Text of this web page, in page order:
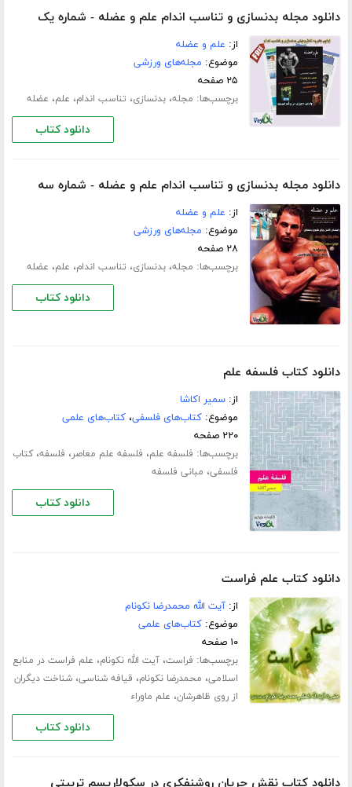
دانلود مجله بدنسازی و تناسب اندام علم و عضله - شماره یک
از: علم و عضله
موضوع: مجله‌های ورزشی
۲۵ صفحه
برچسب‌ها: مجله،بدنسازی، تناسب اندام، علم، عضله
دانلود کتاب
دانلود مجله بدنسازی و تناسب اندام علم و عضله - شماره سه
از: علم و عضله
موضوع: مجله‌های ورزشی
۲۸ صفحه
برچسب‌ها: مجله،بدنسازی، تناسب اندام، علم، عضله
دانلود کتاب
دانلود کتاب فلسفه علم
از:سمیر اکاشا
موضوع:کتاب‌های فلسفی،کتاب‌های علمی
۲۲۰ صفحه
برچسب‌ها: فلسفه علم، فلسفه علم معاصر، فلسفه،کتاب
فلسفی، مبانى فلسفه
دانلود کتاب
دانلود کتاب علم فراست
از:آیت الله محمدرضا نکونام
موضوع:کتاب‌های علمی
۱۰ صفحه
برچسب‌ها: فراست،آیت الله نکونام، علم فراست در منابع
اسلامی، محمدرضا نکونام، قیافه شناسی،شناخت دیگران
از روی ظاهرشان، علم ماوراء
دانلود کتاب
دانلود کتاب نقش‌ جريان‌ روشنفكري‌ در سكولاريسم‌ تربيتي‌